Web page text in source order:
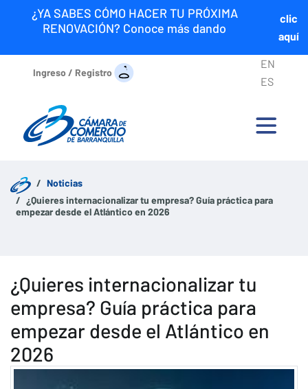
¿YA SABES CÓMO HACER TU PRÓXIMA
RENOVACIÓN? Conoce más dando
clic
aquí
Ingreso / Registro
EN
ES
Noticias
¿Quieres internacionalizar tu empresa? Guía práctica para
empezar desde el Atlántico en 2026
¿Quieres internacionalizar tu
empresa? Guía práctica para
empezar desde el Atlántico en
2026